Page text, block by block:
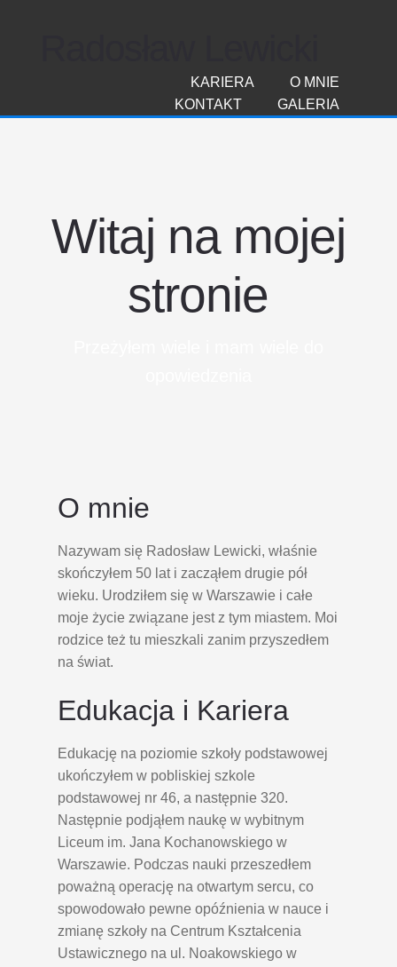
O MNIE
KARIERA
GALERIA
KONTAKT
Witaj na mojej
stronie
O mnie
Nazywam się Radosław Lewicki, właśnie
skończyłem 50 lat i zacząłem drugie pół
wieku. Urodziłem się w Warszawie i całe
moje życie związane jest z tym miastem. Moi
rodzice też tu mieszkali zanim przyszedłem
na świat.
Edukacja i Kariera
Edukację na poziomie szkoły podstawowej
ukończyłem w pobliskiej szkole
podstawowej nr 46, a następnie 320.
Następnie podjąłem naukę w wybitnym
Liceum im. Jana Kochanowskiego w
Warszawie. Podczas nauki przeszedłem
poważną operację na otwartym sercu, co
spowodowało pewne opóźnienia w nauce i
zmianę szkoły na Centrum Kształcenia
Ustawicznego na ul. Noakowskiego w